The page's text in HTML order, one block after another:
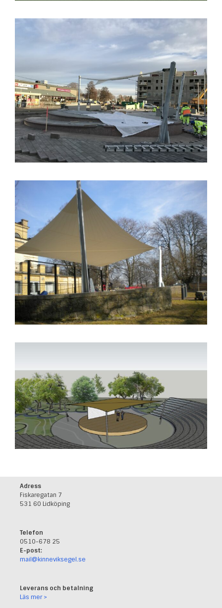
Adress
Fiskaregatan 7
531 60 Lidköping
Telefon
0510-678 25
E-post:
mail@kinneviksegel.se
Leverans och betalning
Läs mer >